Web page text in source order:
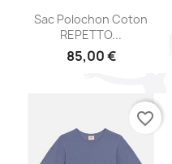
Aperçu rapide
Sac Polochon Coton
REPETTO...
85,00 €
favorite_border